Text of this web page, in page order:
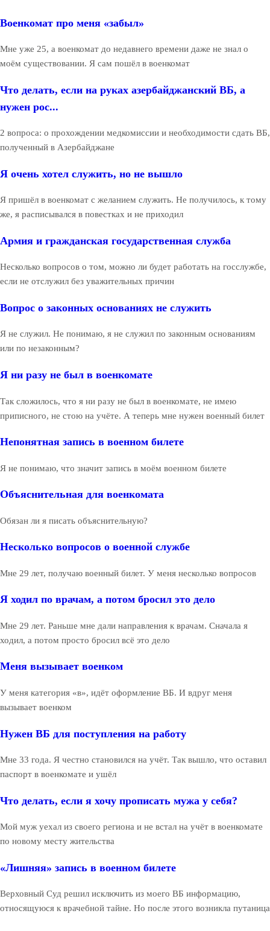
Военкомат про меня «забыл»
Мне уже 25, а военкомат до недавнего времени даже не знал о
моём существовании. Я сам пошёл в военкомат
Что делать, если на руках азербайджанский ВБ, а
нужен рос...
2 вопроса: о прохождении медкомиссии и необходимости сдать ВБ,
полученный в Азербайджане
Я очень хотел служить, но не вышло
Я пришёл в военкомат с желанием служить. Не получилось, к тому
же, я расписывался в повестках и не приходил
Армия и гражданская государственная служба
Несколько вопросов о том, можно ли будет работать на госслужбе,
если не отслужил без уважительных причин
Вопрос о законных основаниях не служить
Я не служил. Не понимаю, я не служил по законным основаниям
или по незаконным?
Я ни разу не был в военкомате
Так сложилось, что я ни разу не был в военкомате, не имею
приписного, не стою на учёте. А теперь мне нужен военный билет
Непонятная запись в военном билете
Я не понимаю, что значит запись в моём военном билете
Объяснительная для военкомата
Обязан ли я писать объяснительную?
Несколько вопросов о военной службе
Мне 29 лет, получаю военный билет. У меня несколько вопросов
Я ходил по врачам, а потом бросил это дело
Мне 29 лет. Раньше мне дали направления к врачам. Сначала я
ходил, а потом просто бросил всё это дело
Меня вызывает военком
У меня категория «в», идёт оформление ВБ. И вдруг меня
вызывает военком
Нужен ВБ для поступления на работу
Мне 33 года. Я честно становился на учёт. Так вышло, что оставил
паспорт в военкомате и ушёл
Что делать, если я хочу прописать мужа у себя?
Мой муж уехал из своего региона и не встал на учёт в военкомате
по новому месту жительства
«Лишняя» запись в военном билете
Верховный Суд решил исключить из моего ВБ информацию,
относящуюся к врачебной тайне. Но после этого возникла путаница